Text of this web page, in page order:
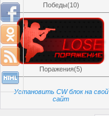
Победы(10)
Поражения(5)
Установить CW блок на свой
сайт